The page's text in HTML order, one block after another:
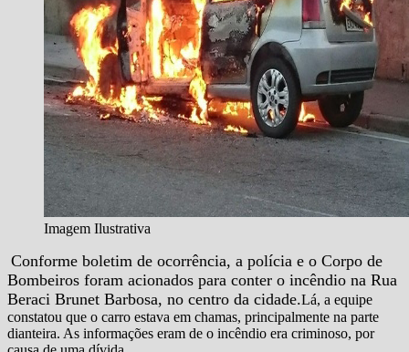
Imagem Ilustrativa
Conforme boletim de ocorrência, a polícia e o Corpo de
Bombeiros foram acionados para conter o incêndio na Rua
Beraci Brunet Barbosa, no centro da cidade.Lá, a equipe
constatou que o carro estava em chamas, principalmente na parte
dianteira. As informações eram de o incêndio era criminoso, por